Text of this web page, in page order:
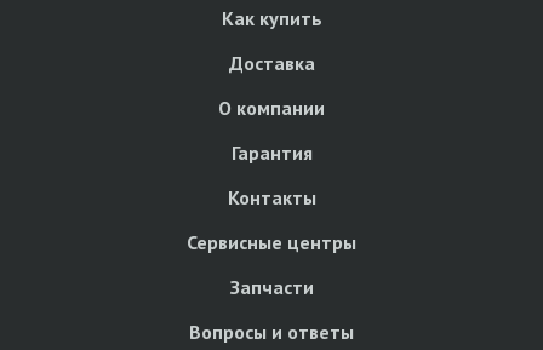
Как купить
Доставка
О компании
Гарантия
Контакты
Сервисные центры
Запчасти
Вопросы и ответы